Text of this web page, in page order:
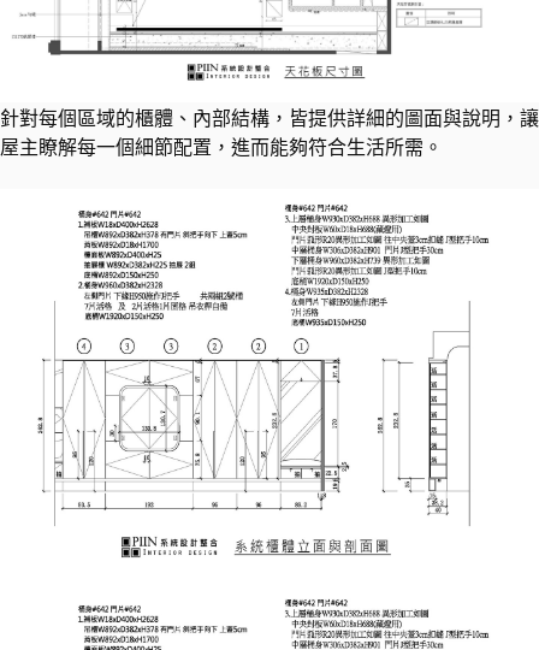
針對每個區域的櫃體、內部結構，皆提供詳細的圖面與說明，讓
屋主瞭解每一個細節配置，進而能夠符合生活所需。